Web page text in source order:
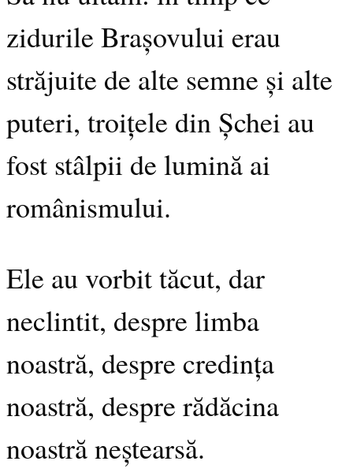
zidurile Brașovului erau
străjuite de alte semne și alte
puteri, troițele din Șchei au
fost stâlpii de lumină ai
românismului.
Ele au vorbit tăcut, dar
neclintit, despre limba
noastră, despre credința
noastră, despre rădăcina
noastră neștearsă.